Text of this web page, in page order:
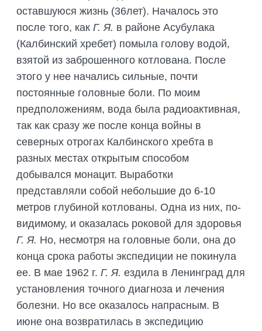
оставшуюся жизнь (36лет). Началось это
после того, как Г. Я. в районе Асубулака
(Калбинский хребет) помыла голову водой,
взятой из заброшенного котлована. После
этого у нее начались сильные, почти
постоянные головные боли. По моим
предположениям, вода была радиоактивная,
так как сразу же после конца войны в
северных отрогах Калбинского хребта в
разных местах открытым способом
добывался монацит. Выработки
представляли собой небольшие до 6-10
метров глубиной котлованы. Одна из них, по-
видимому, и оказалась роковой для здоровья
Г. Я. Но, несмотря на головные боли, она до
конца срока работы экспедиции не покинула
ее. В мае 1962 г. Г. Я. ездила в Ленинград для
установления точного диагноза и лечения
болезни. Но все оказалось напрасным. В
июне она возвратилась в экспедицию